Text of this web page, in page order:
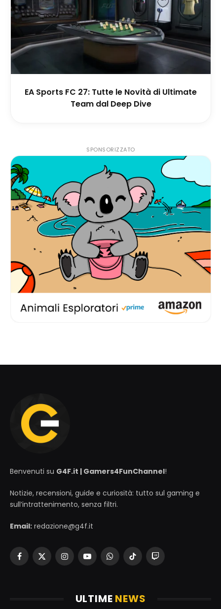
EA Sports FC 27: Tutte le Novità di Ultimate
Team dal Deep Dive
SPONSORIZZATO
Benvenuti su G4F.it | Gamers4FunChannel!
Notizie, recensioni, guide e curiosità: tutto sul gaming e
sull’intrattenimento, senza filtri.
Email: redazione@g4f.it
Facebook
X
InstagramYouTubeWhatsAppTikTokTwitch
ULTIME NEWS